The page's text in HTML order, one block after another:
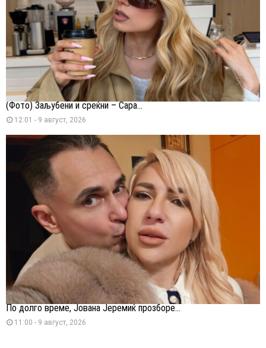
(Фото) Заљубени и среќни – Сара...
12:01 - 9 август, 2026
По долго време, Јована Јеремиќ прозборе...
11:00 - 9 август, 2026